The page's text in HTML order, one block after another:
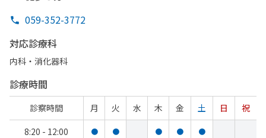
059-352-3772
対応診療科
内科・​消化器科
診療時間
診察時間 月 火 水 木 金 土 日
祝
8:20 - 12:00
● ● ● ● ●